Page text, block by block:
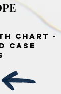
chart -
case